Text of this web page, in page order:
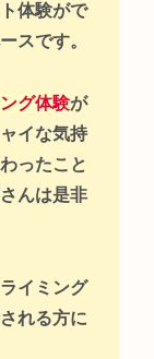
体験がで
スです。
グ体験が
イな気持
ったこと
んは是非
イミング
れる方に